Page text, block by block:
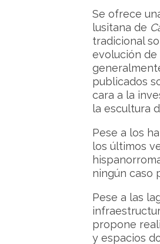
Se ofrece
lusitana de
tradicional
evolución
publicados
cara a la
la escultura
Pese a los
los últimos
ningún caso
Pese a las
propone
y espacios